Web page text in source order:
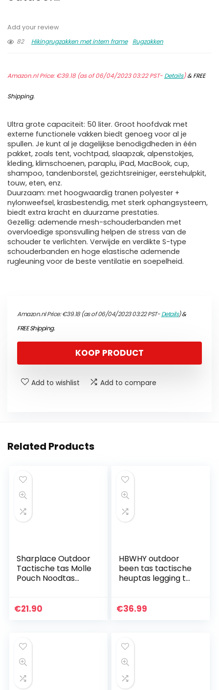
Add your review
82
Hikingrugzakken met intern frame Rugzakken
Amazon.nl Price:€39.18(as of 06/04/2023 03:22 PST- Details)&FREE
Shipping.
Ultra grote capaciteit: 50 liter. Groot hoofdvak met
externe functionele vakken biedt genoeg voor al je
spullen. Je kunt al je dagelijkse benodigdheden in één
pakket, zoals tent, vochtpad, slaapzak, alpenstokjes,
kleding, klimschoenen, paraplu, iPad, MacBook, cup,
shampoo, tandenborstel, gezichtsreiniger, eerstehulpkit,
touw, eten, enz.
Duurzaam: met hoogwaardig tranen polyester +
nylonweefsel, krasbestendig, met sterk ophangsysteem,
biedt extra kracht en duurzame prestaties.
Gezellig: ademende mesh-schouderbanden met
overvloedige sponsvulling helpen de stress van de
schouder te verlichten. Verwijde en verdikte S-type
schouderbanden en hoge elastische ademende
rugleuning voor de beste ventilatie en soepelheid.
Amazon.nl Price:€39.18(as of 06/04/2023 03:22 PST-Details)&
FREE Shipping.
KOOP PRODUCT
Add to wishlist Add to compare
Related Products
Sharplace Outdoor
Tactische tas Molle
Pouch Noodtas
€21.90
HBWHY outdoor
been tas tactische
heuptas legging tas
sport camping
€36.99